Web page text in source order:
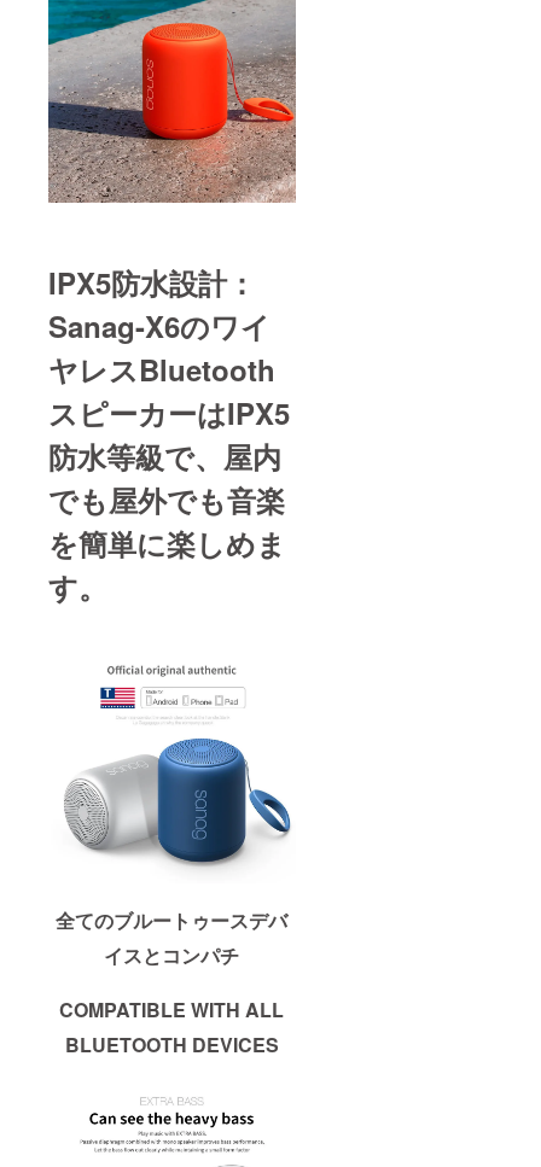
IPX5防水設計：
Sanag-X6のワイ
ヤレスBluetooth
スピーカーはIPX5
防水等級で、屋内
でも屋外でも音楽
を簡単に楽しめま
す。
全てのブルートゥースデバ
イスとコンパチ
COMPATIBLE WITH ALL
BLUETOOTH DEVICES